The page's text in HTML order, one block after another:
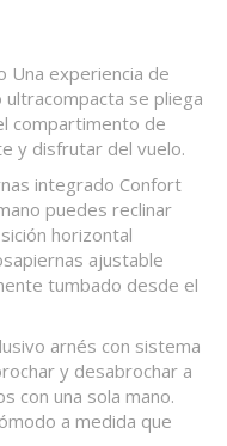
Una experiencia de
ultracompacta se pliega
compartimento de
y disfrutar del vuelo.
integrado Confort
puedes reclinar
horizontal
ajustable
tumbado desde el
arnés con sistema
y desabrochar a
con una sola mano.
a medida que